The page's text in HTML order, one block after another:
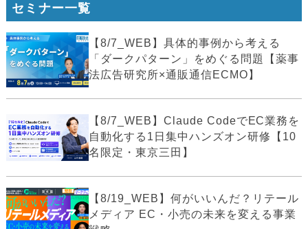
セミナー一覧
【8/7_WEB】具体的事例から考える
「ダークパターン」をめぐる問題【薬事
法広告研究所×通販通信ECMO】
【8/7_WEB】Claude CodeでEC業務を
自動化する1日集中ハンズオン研修【10
名限定・東京三田】
【8/19_WEB】何がいいんだ？リテール
メディア EC・小売の未来を変える事業